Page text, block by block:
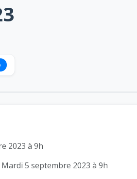
2023 à 9h
: Mardi 5 septembre 2023 à 9h